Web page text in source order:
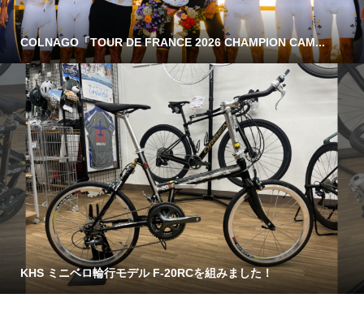
COLNAGO「TOUR DE FRANCE 2026 CHAMPION CAM...
KHS ミニベロ輪行モデル F-20RCを組みました！